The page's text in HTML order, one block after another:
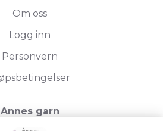
Om oss
Logg inn
Personvern
Annes garn
19, 2750 Gran